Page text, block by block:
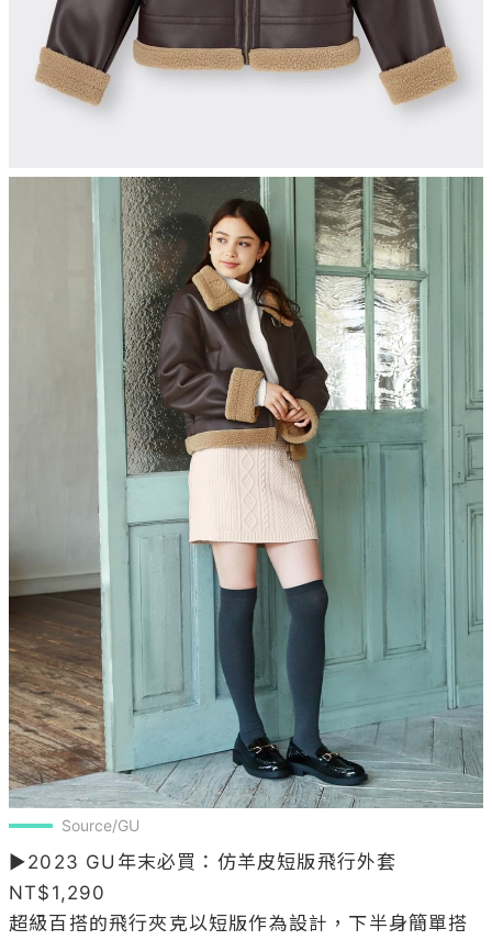
Source/GU
▶2023 GU年末必買：仿羊皮短版飛行外套
NT$1,290
超級百搭的飛行夾克以短版作為設計，下半身簡單搭